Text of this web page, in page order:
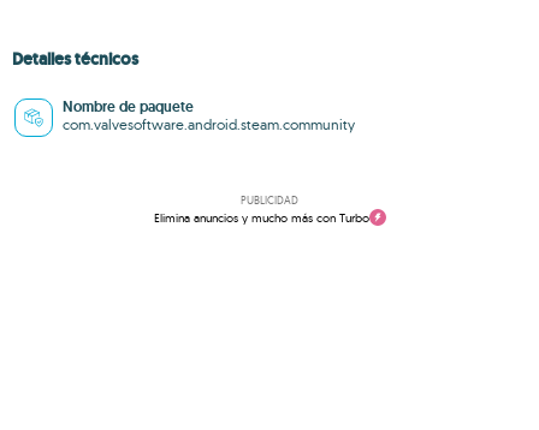
Detalles técnicos
Nombre de paquete
com.valvesoftware.android.steam.community
PUBLICIDAD
Elimina anuncios y mucho más con Turbo